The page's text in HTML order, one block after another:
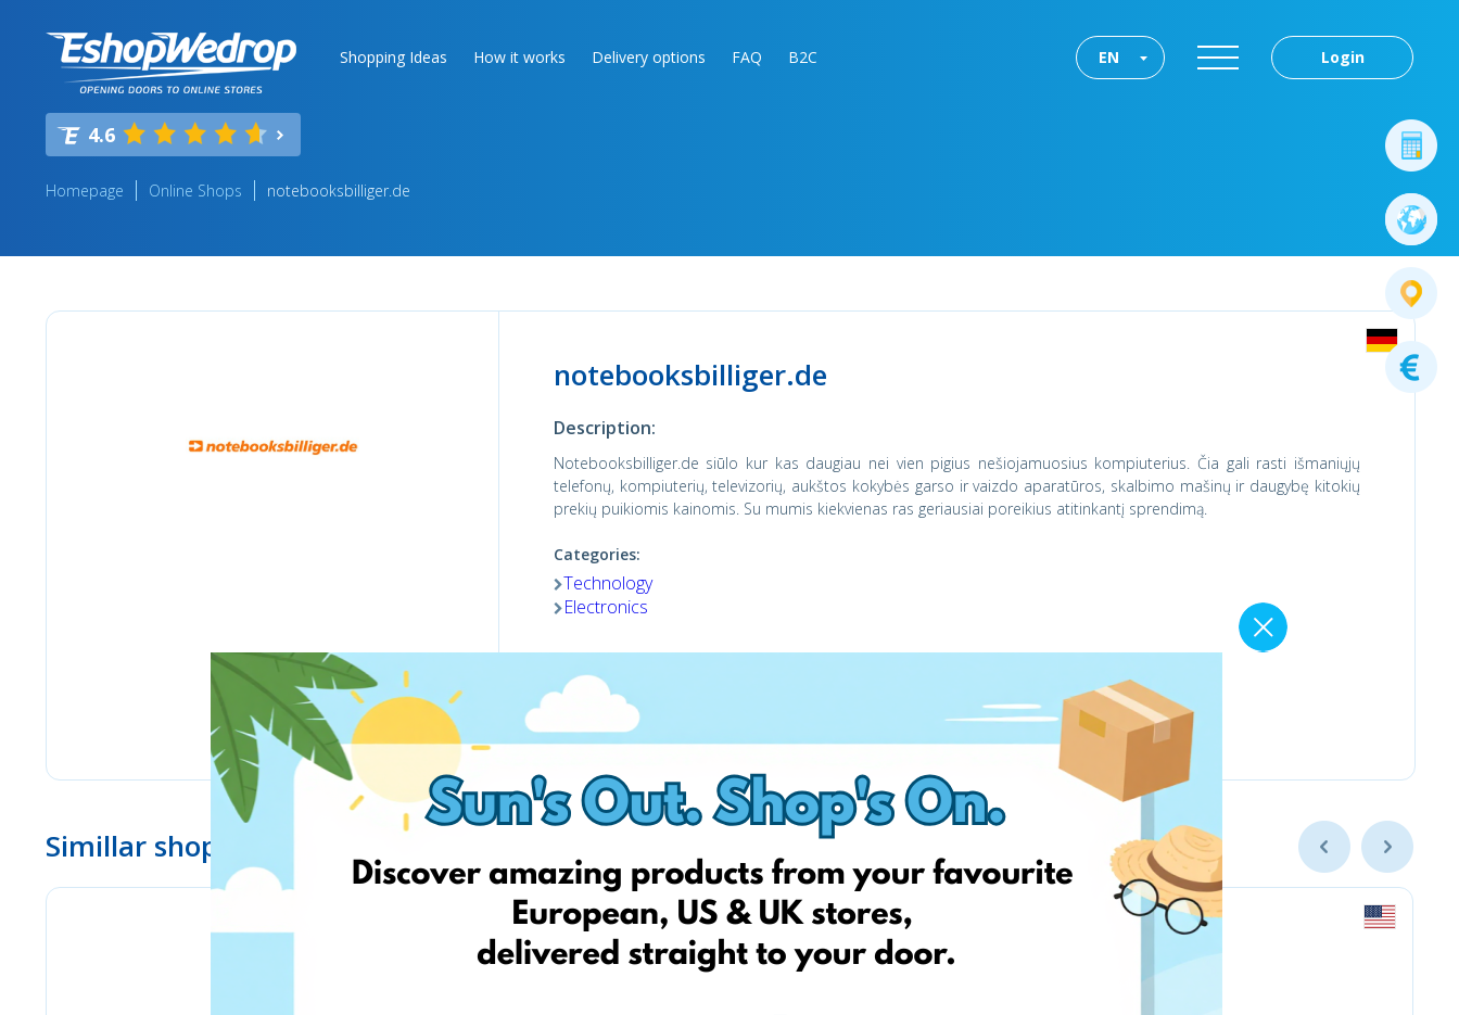
Shopping Ideas How it works Delivery options FAQ B2C Login
EN
4.6
Homepage Online Shops notebooksbilliger.de
notebooksbilliger.de
Description:
Notebooksbilliger.de siūlo kur kas daugiau nei vien pigius nešiojamuosius kompiuterius. Čia gali rasti išmaniųjų
telefonų, kompiuterių, televizorių, aukštos kokybės garso ir vaizdo aparatūros, skalbimo mašinų ir daugybę kitokių
prekių puikiomis kainomis. Su mumis kiekvienas ras geriausiai poreikius atitinkantį sprendimą.
Categories:
Technology
Electronics
Shop now
Simillar shops